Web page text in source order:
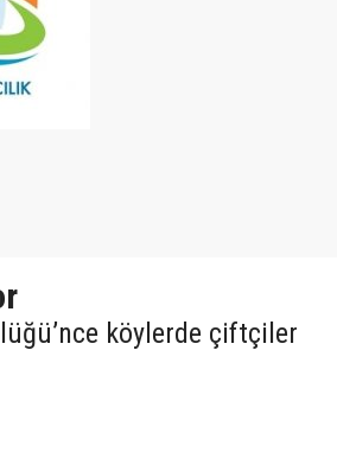
köylerde çiftçiler